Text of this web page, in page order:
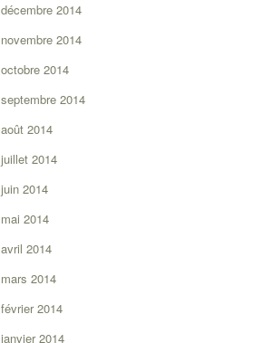
décembre 2014
novembre 2014
octobre 2014
septembre 2014
août 2014
juillet 2014
juin 2014
mai 2014
avril 2014
mars 2014
février 2014
janvier 2014